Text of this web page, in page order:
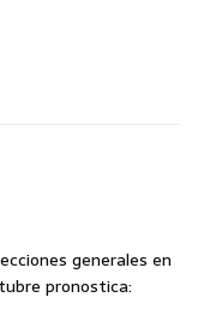
generales en
pronostica: